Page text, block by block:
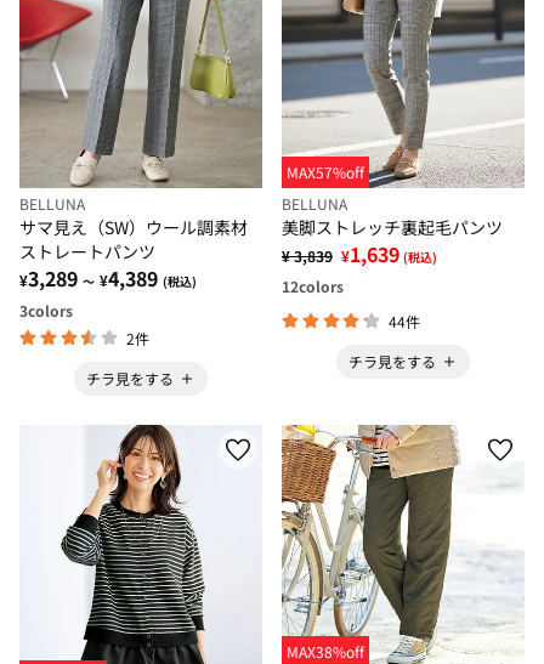
BELLUNA
サマ見え（SW）ウール調素材
ストレートパンツ
¥3,289 ～ ¥4,389 (税込)
3colors
2件
チラ見をする
MAX57%off
BELLUNA
美脚ストレッチ裏起毛パンツ
¥ 3,839 ¥1,639 (税込)
12colors
44件
チラ見をする
MAX38%off